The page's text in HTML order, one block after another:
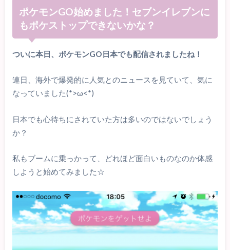
ポケモンGO始めました！セブンイレブンに
もポケストップできないかな？
ついに本日、ポケモンGO日本でも配信されましたね！
連日、海外で爆発的に人気とのニュースを見ていて、気に
なっていました(*>ω<*)
日本でも心待ちにされていた方は多いのではないでしょう
か？
私もブームに乗っかって、どれほど面白いものなのか体感
しようと始めてみました☆